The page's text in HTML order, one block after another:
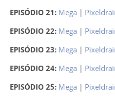
EPISÓDIO 21: Mega |
EPISÓDIO 22: Mega |
EPISÓDIO 23: Mega |
EPISÓDIO 24: Mega |
EPISÓDIO 25: Mega |